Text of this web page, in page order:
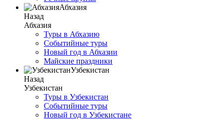
Абхазия
Назад
Абхазия
Туры в Абхазию
Событийные туры
Новый год в Абхазии
Майские праздники
Узбекистан
Назад
Узбекистан
Туры в Узбекистан
Событийные туры
Новый год в Узбекистане